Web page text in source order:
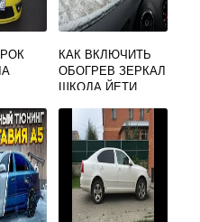
КАК ВКЛЮЧИТЬ
ОБОГРЕВ ЗЕРКАЛ
ШКОДА ЙЕТИ